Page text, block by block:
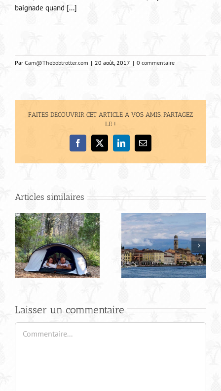
baignade quand [...]
Par Cam@Thebobtrotter.com | 20 août, 2017 | 0 commentaire
FAITES DECOUVRIR CET ARTICLE A VOS AMIS, PARTAGEZ
LE !
Facebook
X LinkedInEmail
Articles similaires
Bilan de notre
Road trip en Italie
Laisser un commentaire